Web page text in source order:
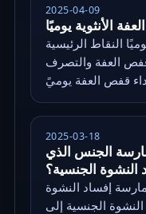
2025-04-09
الأنثوية يوميًا
النقاط الرئيسية
قفص العفة والتصرف
2025-03-18
الجنس الذي
النشوة الجنسية؟
إفساد النشوة
الجنسية إلى